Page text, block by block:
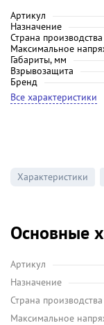
Артикул
Назначение
Страна производства
Максимальное
Габариты, мм
Взрывозащита
Бренд
Все характеристики
Характеристики
Основные
Артикул
Назначение
Страна производства
Максимальное